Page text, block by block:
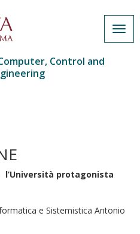
Control and
l’Università protagonista
e Sistemistica Antonio